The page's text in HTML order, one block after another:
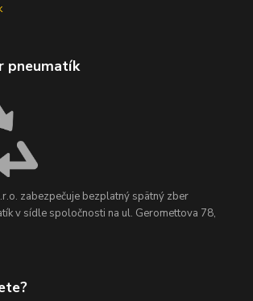
pneumatík
zabezpečuje bezplatný spätný zber
v sídle spoločnosti na ul. Geromettova 78,